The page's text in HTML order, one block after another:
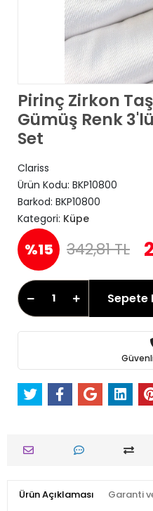
Pirinç Zirkon
Gümüş Renk
Set
Clariss
Ürün Kodu: BKP10800
Barkod: BKP10800
Kategori: Küpe
%15 342,81 TL
Sepete
Ürün Açıklaması Garanti